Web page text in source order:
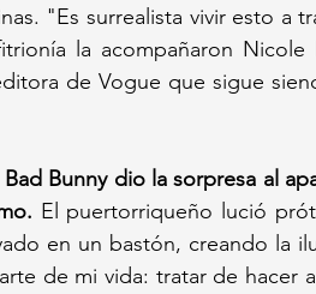
"Es surrealista vivir esto a
la acompañaron Nicole
de Vogue que sigue
Bunny dio la sorpresa al
El puertorriqueño lució
en un bastón, creando la
de mi vida: tratar de hacer